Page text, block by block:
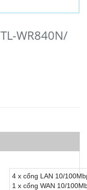
WR840N/
4 x cổng LAN 10/
1 x cổng WAN 10/